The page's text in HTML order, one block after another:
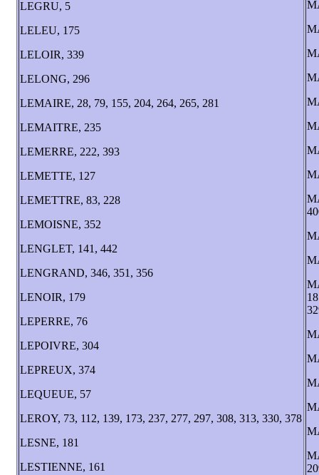
LEGRU, 5
LELEU, 175
LELOIR, 339
LELONG, 296
LEMAIRE, 28, 79, 155, 204, 264, 265, 281
LEMAITRE, 235
LEMERRE, 222, 393
LEMETTE, 127
LEMETTRE, 83, 228
LEMOISNE, 352
LENGLET, 141, 442
LENGRAND, 346, 351, 356
LENOIR, 179
LEPERRE, 76
LEPOIVRE, 304
LEPREUX, 374
LEQUEUE, 57
LEROY, 73, 112, 139, 173, 237, 277, 297, 308, 313, 330, 378
LESNE, 181
LESTIENNE, 161